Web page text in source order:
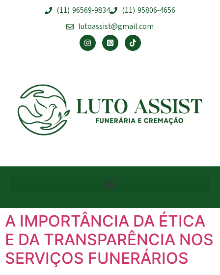
(11) 96569-9834
(11) 95806-4656
lutoassist@gmail.com
A IMPORTÂNCIA DA ÉTICA
E DA TRANSPARÊNCIA NOS
SERVIÇOS FUNERÁRIOS